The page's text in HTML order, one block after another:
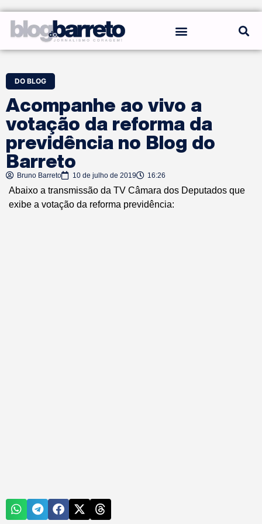
DO BLOG
Acompanhe ao vivo a
votação da reforma da
previdência no Blog do
Barreto
Bruno Barreto 10 de julho de 2019 16:26
Abaixo a transmissão da TV Câmara dos Deputados que
exibe a votação da reforma previdência: